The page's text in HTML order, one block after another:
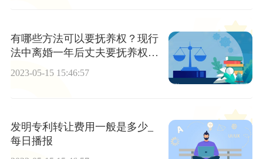
有哪些方法可以要抚养权？现行
法中离婚一年后丈夫要抚养权能
否得到支持？
2023-05-15 15:46:57
发明专利转让费用一般是多少_
每日播报